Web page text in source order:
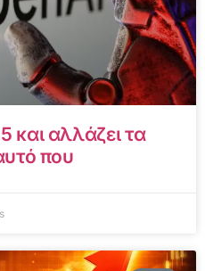
και αλλάζει τα
που